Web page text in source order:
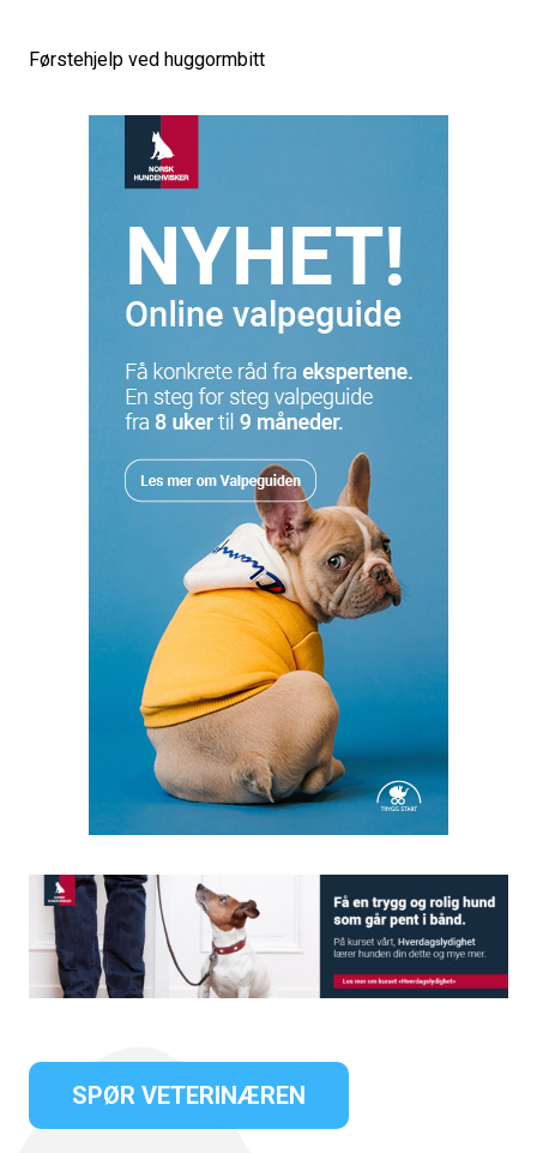
Førstehjelp ved huggormbitt
SPØR VETERINÆREN